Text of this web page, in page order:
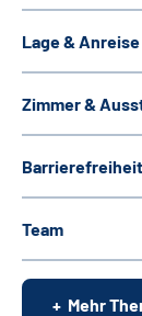
Lage & Anreise
Zimmer &
Barrierefreiheit
Team
Mehr